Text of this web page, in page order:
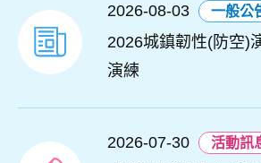
2026-08-03 一般公
2026城鎮韌性(防空)
演練
2026-07-30 活動訊